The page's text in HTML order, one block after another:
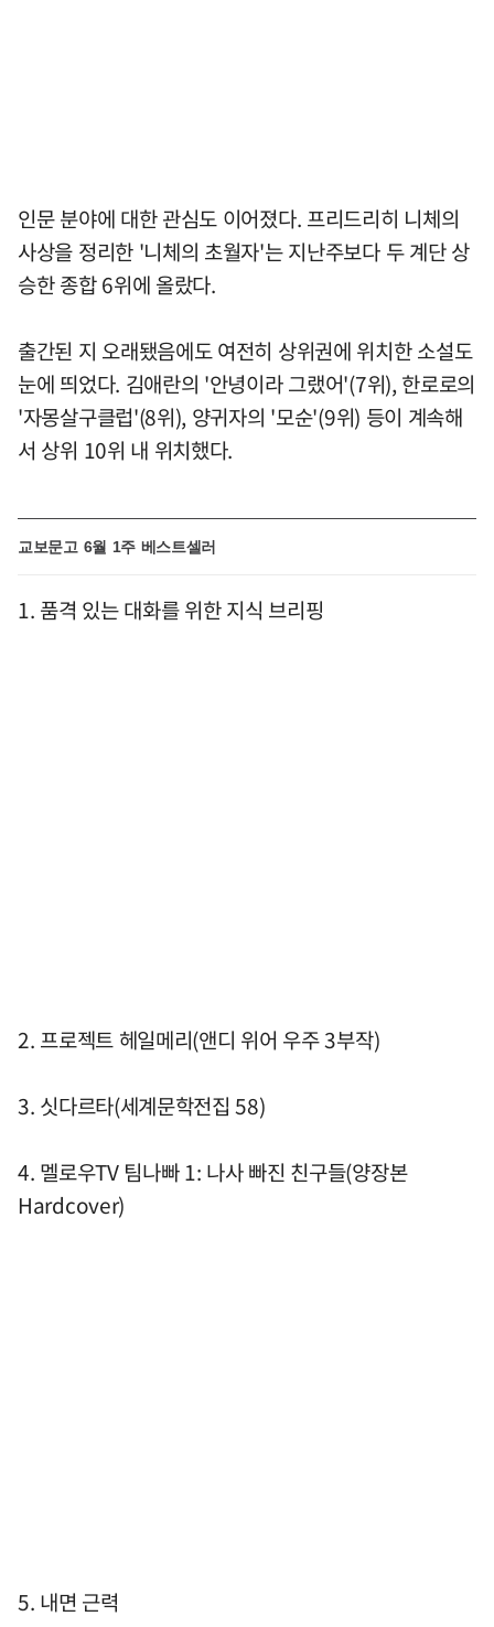
인문 분야에 대한 관심도 이어졌다. 프리드리히 니체의
사상을 정리한 '니체의 초월자'는 지난주보다 두 계단 상
승한 종합 6위에 올랐다.
출간된 지 오래됐음에도 여전히 상위권에 위치한 소설도
눈에 띄었다. 김애란의 '안녕이라 그랬어'(7위), 한로로의
'자몽살구클럽'(8위), 양귀자의 '모순'(9위) 등이 계속해
서 상위 10위 내 위치했다.
교보문고 6월 1주 베스트셀러
1. 품격 있는 대화를 위한 지식 브리핑
2. 프로젝트 헤일메리(앤디 위어 우주 3부작)
3. 싯다르타(세계문학전집 58)
4. 멜로우TV 팀나빠 1: 나사 빠진 친구들(양장본
Hardcover)
5. 내면 근력